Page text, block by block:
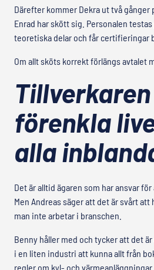
Därefter kommer Dekra ut två gånger
Enrad har skött sig. Personalen
teoretiska delar och får certifieringar
Om allt sköts korrekt förlängs avtalet
förenkla
alla
Det är alltid ägaren som har ansvar
Men Andreas säger att det är svårt att
man inte arbetar i branschen.
Benny håller med och tycker att det
i en liten industri att kunna allt från
regler om kyl- och värmeanläggningar.